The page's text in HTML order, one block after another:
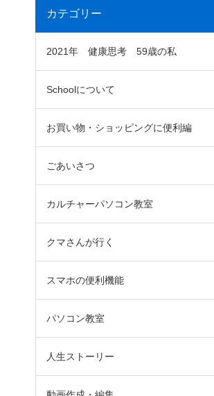
カテゴリー
2021年 健康思考 59歳の私
Schoolについて
お買い物・ショッピングに便利編
ごあいさつ
カルチャーパソコン教室
クマさんが行く
スマホの便利機能
パソコン教室
人生ストーリー